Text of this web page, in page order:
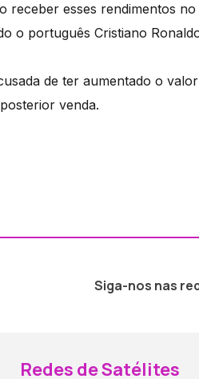
receber esses rendimentos
o português Cristiano
de ter aumentado o
venda.
Siga-nos nas
Redes de Satélites